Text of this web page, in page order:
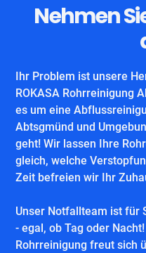
Nehmen
Ihr Problem ist unsere
ROKASA Rohrreinigung
es um eine
Abtsgmünd und
geht! Wir lassen Ihre
gleich, welche
Zeit befreien wir Ihr
Unser Notfallteam ist für
- egal, ob Tag oder Nacht!
Rohrreinigung freut sich